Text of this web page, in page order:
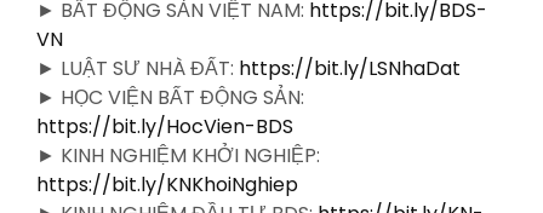
► BẤT ĐỘNG SẢN VIỆT NAM: https://bit.ly/BDS-
VN
► LUẬT SƯ NHÀ ĐẤT: https://bit.ly/LSNhaDat
► HỌC VIỆN BẤT ĐỘNG SẢN:
https://bit.ly/HocVien-BDS
► KINH NGHIỆM KHỞI NGHIỆP:
https://bit.ly/KNKhoiNghiep